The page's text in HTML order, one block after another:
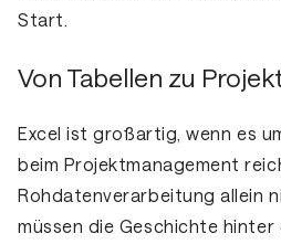
Start.
Von Tabellen zu
Excel ist großartig, wenn es
beim Projektmanagement
Rohdatenverarbeitung allein
müssen die Geschichte hinter